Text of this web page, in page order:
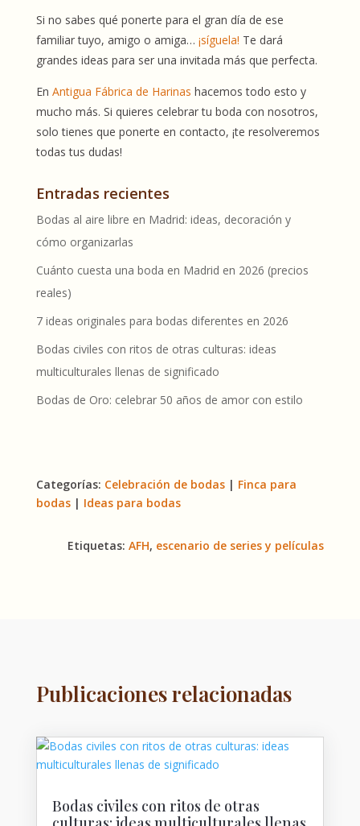
Si no sabes qué ponerte para el gran día de ese
familiar tuyo, amigo o amiga… ¡síguela! Te dará
grandes ideas para ser una invitada más que perfecta.
En Antigua Fábrica de Harinas hacemos todo esto y
mucho más. Si quieres celebrar tu boda con nosotros,
solo tienes que ponerte en contacto, ¡te resolveremos
todas tus dudas!
Entradas recientes
Bodas al aire libre en Madrid: ideas, decoración y
cómo organizarlas
Cuánto cuesta una boda en Madrid en 2026 (precios
reales)
7 ideas originales para bodas diferentes en 2026
Bodas civiles con ritos de otras culturas: ideas
multiculturales llenas de significado
Bodas de Oro: celebrar 50 años de amor con estilo
Categorías: Celebración de bodas| Finca para
bodas| Ideas para bodas
Etiquetas:AFH, escenario de series y películas
Publicaciones relacionadas
Bodas civiles con ritos de otras